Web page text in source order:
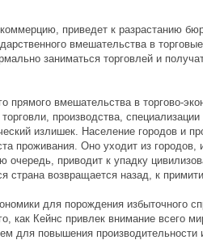
приведет к разрастанию
вмешательства в
заниматься торговлей и
прямого вмешательства в торгово-
производства,
излишек. Население городов и
проживания. Оно уходит из городов,
очередь, приводит к упадку
страна возвращается назад, к
для порождения избыточного
как Кейнс привлек внимание всего
для повышения производительности